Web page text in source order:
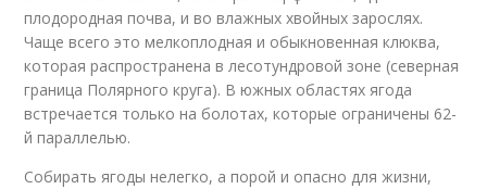
плодородная почва, и во влажных хвойных зарослях.
Чаще всего это мелкоплодная и обыкновенная клюква,
которая распространена в лесотундровой зоне (северная
граница Полярного круга). В южных областях ягода
встречается только на болотах, которые ограничены 62-
й параллелью.
Собирать ягоды нелегко, а порой и опасно для жизни,